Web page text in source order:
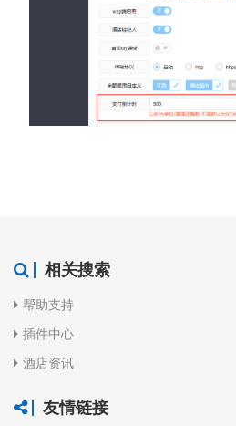
相关搜索
帮助支持
插件中心
酒店资讯
友情链接